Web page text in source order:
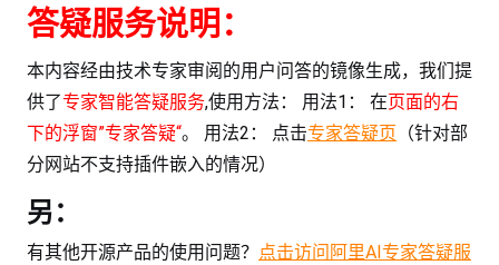
答疑服务说明：
本内容经由技术专家审阅的用户问答的镜像生成，我们提
供了专家智能答疑服务,使用方法： 用法1： 在页面的右
下的浮窗”专家答疑“。 用法2： 点击专家答疑页 （针对部
分网站不支持插件嵌入的情况）
另：
有其他开源产品的使用问题？ 点击访问阿里AI专家答疑服